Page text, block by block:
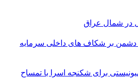
در شمال عراق
دشمن بر شکاف‌ های داخلی سرمایه‌
برای شکنجه اسرا با تمساح